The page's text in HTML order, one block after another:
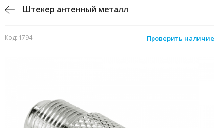
Штекер антенный металл
Код: 1794 Проверить наличие